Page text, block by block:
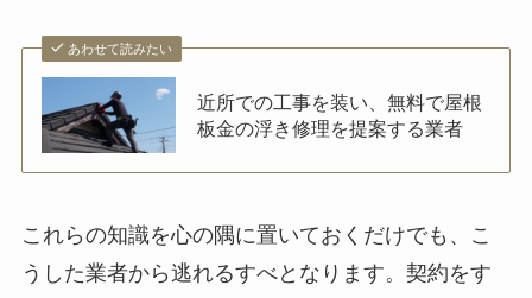
あわせて読みたい
近所での工事を装い、無料で屋根
板金の浮き修理を提案する業者
これらの知識を心の隅に置いておくだけでも、こ
うした業者から逃れるすべとなります。契約をす